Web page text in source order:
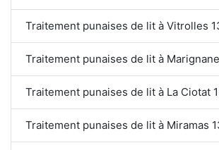
Traitement punaises de lit à Vitrolles
Traitement punaises de lit à
Traitement punaises de lit à La Ciotat
Traitement punaises de lit à Miramas